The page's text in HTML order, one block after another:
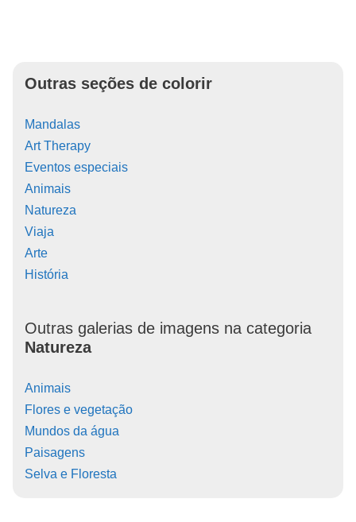
Outras seções de colorir
Mandalas
Art Therapy
Eventos especiais
Animais
Natureza
Viaja
Arte
História
Outras galerias de imagens na categoria
Natureza
Animais
Flores e vegetação
Mundos da água
Paisagens
Selva e Floresta